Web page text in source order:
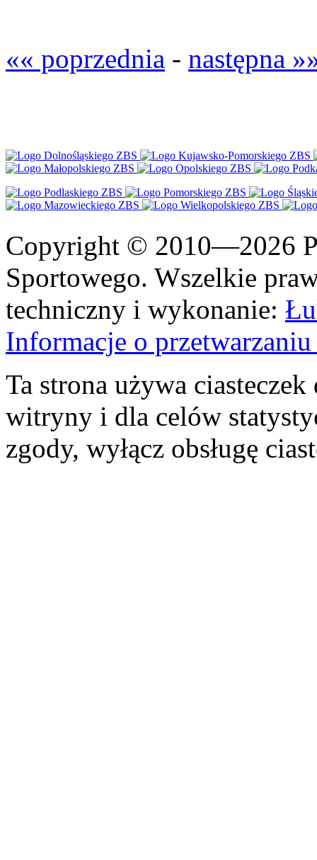
«« poprzednia - następna
Copyright © 2010—2026
Sportowego. Wszelkie
techniczny i wykonanie:
Informacje o
Ta strona używa
witryny i dla celów
zgody, wyłącz obsługę